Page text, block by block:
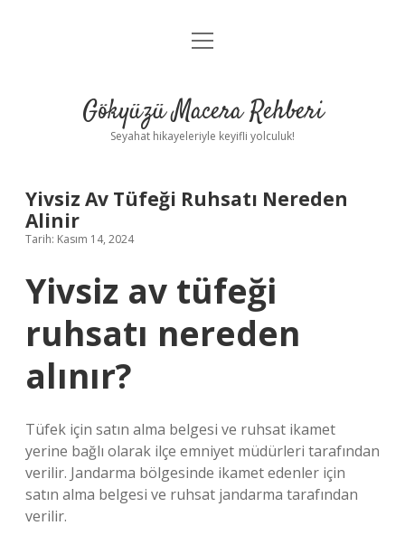
Anasayfa
Yasal Uyarı
menüyü
Gökyüzü Macera Rehberi
Seyahat hikayeleriyle keyifli yolculuk!
Yivsiz Av Tüfeği Ruhsatı Nereden
Alinir
Tarih: Kasım 14, 2024
Yivsiz av tüfeği
ruhsatı nereden
alınır?
Tüfek için satın alma belgesi ve ruhsat ikamet
yerine bağlı olarak ilçe emniyet müdürleri tarafından
verilir. Jandarma bölgesinde ikamet edenler için
satın alma belgesi ve ruhsat jandarma tarafından
verilir.